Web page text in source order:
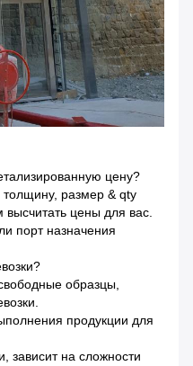
цену?
размер & qty
высчитать цены для вас.
порт назначения
образцы,
продукции для
зависит на сложности